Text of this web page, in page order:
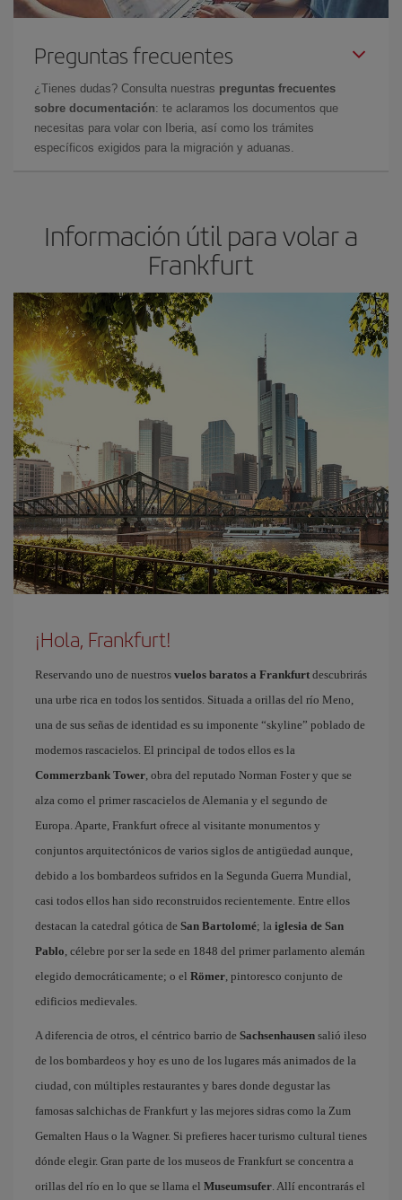
Preguntas frecuentes
¿Tienes dudas? Consulta nuestras preguntas frecuentes
sobre documentación: te aclaramos los documentos que
necesitas para volar con Iberia, así como los trámites
específicos exigidos para la migración y aduanas.
Información útil para volar a
Frankfurt
¡Hola, Frankfurt!
Reservando uno de nuestros vuelos baratos a Frankfurt descubrirás
una urbe rica en todos los sentidos. Situada a orillas del río Meno,
una de sus señas de identidad es su imponente “skyline” poblado de
modernos rascacielos. El principal de todos ellos es la
Commerzbank Tower, obra del reputado Norman Foster y que se
alza como el primer rascacielos de Alemania y el segundo de
Europa. Aparte, Frankfurt ofrece al visitante monumentos y
conjuntos arquitectónicos de varios siglos de antigüedad aunque,
debido a los bombardeos sufridos en la Segunda Guerra Mundial,
casi todos ellos han sido reconstruidos recientemente. Entre ellos
destacan la catedral gótica de San Bartolomé; la iglesia de San
Pablo, célebre por ser la sede en 1848 del primer parlamento alemán
elegido democráticamente; o el Römer, pintoresco conjunto de
edificios medievales.
A diferencia de otros, el céntrico barrio de Sachsenhausen salió ileso
de los bombardeos y hoy es uno de los lugares más animados de la
ciudad, con múltiples restaurantes y bares donde degustar las
famosas salchichas de Frankfurt y las mejores sidras como la Zum
Gemalten Haus o la Wagner. Si prefieres hacer turismo cultural tienes
dónde elegir. Gran parte de los museos de Frankfurt se concentra a
orillas del río en lo que se llama el Museumsufer. Allí encontrarás el